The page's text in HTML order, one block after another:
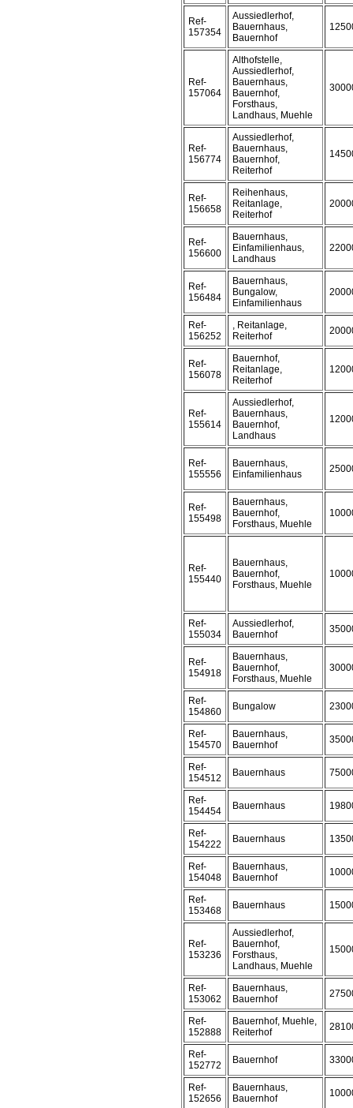
Ref-
157354
Aussiedlerhof,
Bauernhaus,
Bauernhof
Ref-
157064
Althofstelle,
Aussiedlerhof,
Bauernhaus,
Bauernhof,
Forsthaus,
Landhaus, Muehle
Ref-
156774
Aussiedlerhof,
Bauernhaus,
Bauernhof,
Reiterhof
Ref-
156658
Reihenhaus,
Reitanlage,
Reiterhof
Ref-
156600
Bauernhaus,
Einfamilienhaus,
Landhaus
Ref-
156484
Bauernhaus,
Bungalow,
Einfamilienhaus
Ref-
156252
, Reitanlage,
Reiterhof
Ref-
156078
Bauernhof,
Reitanlage,
Reiterhof
Ref-
155614
Aussiedlerhof,
Bauernhaus,
Bauernhof,
Landhaus
Ref-
155556
Bauernhaus,
Einfamilienhaus
Ref-
155498
Bauernhaus,
Bauernhof,
Forsthaus, Muehle
Ref-
155440
Bauernhaus,
Bauernhof,
Forsthaus, Muehle
Ref-
155034
Aussiedlerhof,
Bauernhof
Ref-
154918
Bauernhaus,
Bauernhof,
Forsthaus, Muehle
Ref-
154860
Bungalow
Ref-
154570
Bauernhaus,
Bauernhof
Ref-
154512
Bauernhaus
Ref-
154454
Bauernhaus
Ref-
154222
Bauernhaus
Ref-
154048
Bauernhaus,
Bauernhof
Ref-
153468
Bauernhaus
Ref-
153236
Aussiedlerhof,
Bauernhof,
Forsthaus,
Landhaus, Muehle
Ref-
153062
Bauernhaus,
Bauernhof
Ref-
152888
Bauernhof, Muehle,
Reiterhof
Ref-
152772
Bauernhof
Ref-
152656
Bauernhaus,
Bauernhof